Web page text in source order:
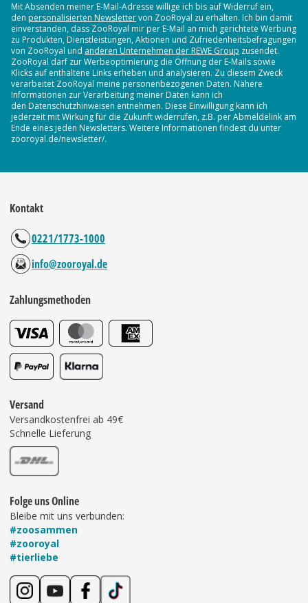
Mit Absenden meiner E-Mail-Adresse willige ich bis auf Widerruf ein,
den personalisierten Newslettervon ZooRoyal zu erhalten. Ich bin damit
einverstanden, dass ZooRoyal mir per E-Mail an mich gerichtete Werbung
zu Produkten, Dienstleistungen, Aktionen und Zufriedenheitsbefragungen
von ZooRoyal und anderen Unternehmen der REWE Group zusendet.
ZooRoyal darf zur Werbeoptimierung die Öffnung der E-Mails sowie
Klicks auf enthaltene Links erheben und analysieren. Zu diesem Zweck
verarbeitet ZooRoyal meine personenbezogenen Daten. Nähere
Informationen zur Verarbeitung meiner Daten kann ich
den Datenschutzhinweisen entnehmen. Diese Einwilligung kann ich
jederzeit mit Wirkung für die Zukunft widerrufen, z.B. per Abmeldelink am
Ende eines jeden Newsletters. Weitere Informationen findest du unter
zooroyal.de/newsletter/.
Kontakt
0221/1773-1000
info@zooroyal.de
Zahlungsmethoden
Versand
Versandkostenfrei ab 49€
Schnelle Lieferung
Folge uns Online
Bleibe mit uns verbunden:
#zoosammen
#zooroyal
#tierliebe